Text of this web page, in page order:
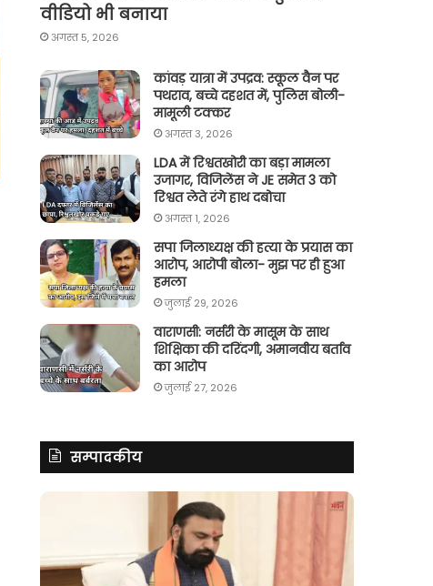
वीडियो भी बनाया
अगस्त 5, 2026
कांवड़ यात्रा में उपद्रव: स्कूल वैन पर
पथराव, बच्चे दहशत में, पुलिस बोली-
मामूली टक्कर
अगस्त 3, 2026
LDA में रिश्वतखोरी का बड़ा मामला
उजागर, विजिलेंस ने JE समेत 3 को
रिश्वत लेते रंगे हाथ दबोचा
अगस्त 1, 2026
सपा जिलाध्यक्ष की हत्या के प्रयास का
आरोप, आरोपी बोला- मुझ पर ही हुआ
हमला
जुलाई 29, 2026
वाराणसी: नर्सरी के मासूम के साथ
शिक्षिका की दरिंदगी, अमानवीय बर्ताव
का आरोप
जुलाई 27, 2026
सम्पादकीय